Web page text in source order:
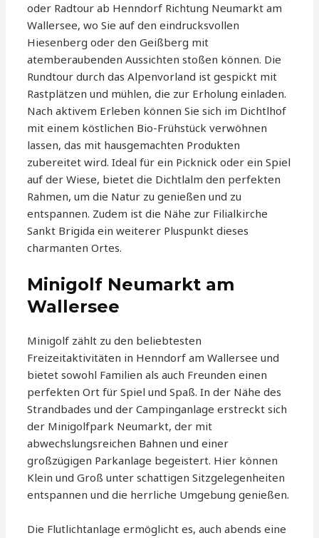
oder Radtour ab Henndorf Richtung Neumarkt am
Wallersee, wo Sie auf den eindrucksvollen
Hiesenberg oder den Geißberg mit
atemberaubenden Aussichten stoßen können. Die
Rundtour durch das Alpenvorland ist gespickt mit
Rastplätzen und mühlen, die zur Erholung einladen.
Nach aktivem Erleben können Sie sich im Dichtlhof
mit einem köstlichen Bio-Frühstück verwöhnen
lassen, das mit hausgemachten Produkten
zubereitet wird. Ideal für ein Picknick oder ein Spiel
auf der Wiese, bietet die Dichtlalm den perfekten
Rahmen, um die Natur zu genießen und zu
entspannen. Zudem ist die Nähe zur Filialkirche
Sankt Brigida ein weiterer Pluspunkt dieses
charmanten Ortes.
Minigolf Neumarkt am
Wallersee
Minigolf zählt zu den beliebtesten
Freizeitaktivitäten in Henndorf am Wallersee und
bietet sowohl Familien als auch Freunden einen
perfekten Ort für Spiel und Spaß. In der Nähe des
Strandbades und der Campinganlage erstreckt sich
der Minigolfpark Neumarkt, der mit
abwechslungsreichen Bahnen und einer
großzügigen Parkanlage begeistert. Hier können
Klein und Groß unter schattigen Sitzgelegenheiten
entspannen und die herrliche Umgebung genießen.
Die Flutlichtanlage ermöglicht es, auch abends eine